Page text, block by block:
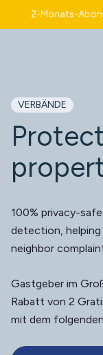
2-Monats-
VERBÄNDE
100% privacy-
detection, helping
neighbor
Gastgeber im
Rabatt von 2
mit dem